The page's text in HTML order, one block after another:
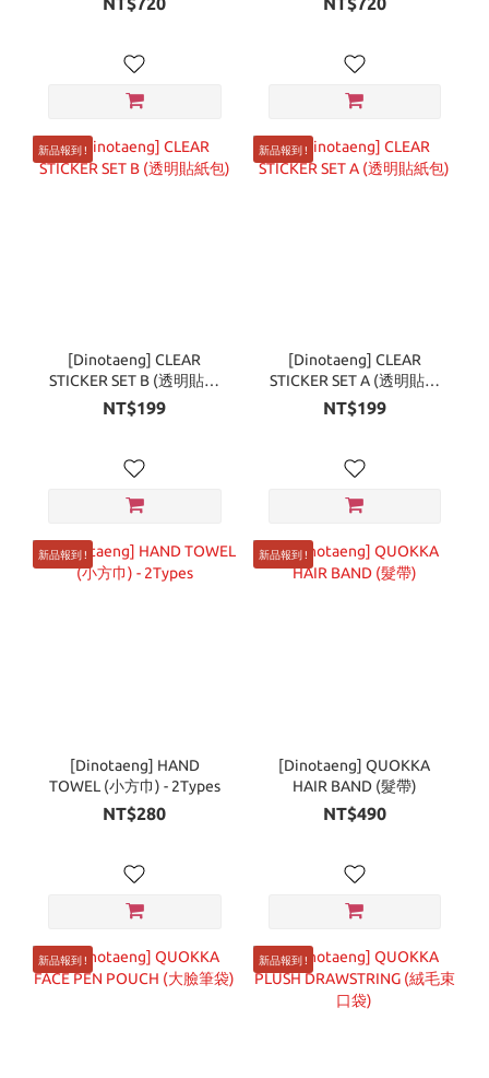
新品報到 !
[Dinotaeng] CLEAR
STICKER SET B (透明貼紙
包)
NT$199
新品報到 !
[Dinotaeng] CLEAR
STICKER SET A (透明貼紙
包)
NT$199
新品報到 !
[Dinotaeng] HAND
TOWEL (小方巾) - 2Types
NT$280
新品報到 !
[Dinotaeng] QUOKKA
HAIR BAND (髮帶)
NT$490
新品報到 ! 新品報到 !